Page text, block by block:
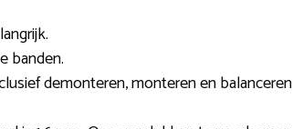
banden.
demonteren, monteren en balanceren